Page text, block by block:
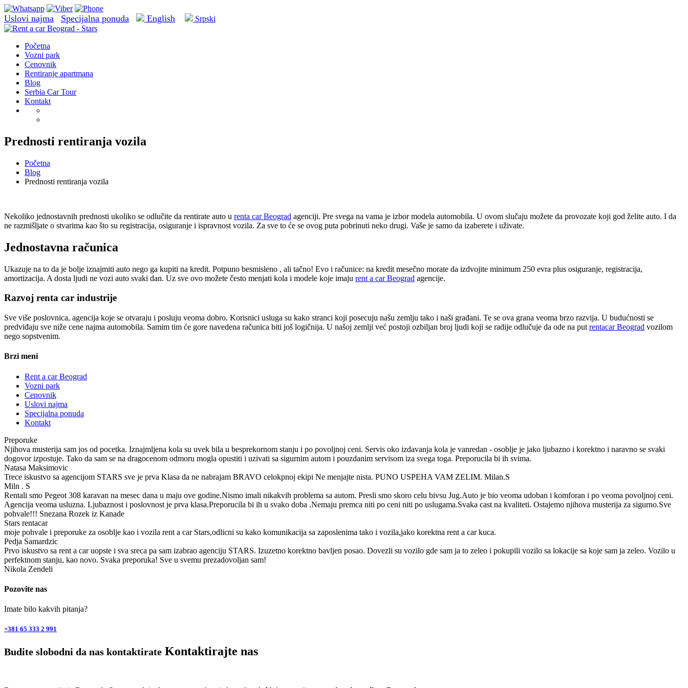
Uslovi najma Specijalna ponuda English Srpski
Početna
Vozni park
Cenovnik
Rentiranje apartmana
Blog
Serbia Car Tour
Kontakt
Prednosti rentiranja vozila
Početna
Blog
Prednosti rentiranja vozila
Nekoliko jednostavnih prednosti ukoliko se odlučite da rentirate auto u renta car Beograd agenciji. Pre svega na vama je izbor modela automobila. U ovom slučaju možete da provozate koji god želite auto. I da
ne razmišljate o stvarima kao što su registracija, osiguranje i ispravnost vozila. Za sve to će se ovog puta pobrinuti neko drugi. Vaše je samo da izaberete i uživate.
Jednostavna računica
Ukazuje na to da je bolje iznajmiti auto nego ga kupiti na kredit. Potpuno besmisleno , ali tačno! Evo i računice: na kredit mesečno morate da izdvojite minimum 250 evra plus osiguranje, registracija,
amortizacija. A dosta ljudi ne vozi auto svaki dan. Uz sve ovo možete često menjati kola i modele koje imaju rent a car Beograd agencije.
Razvoj renta car industrije
Sve više poslovnica, agencija koje se otvaraju i posluju veoma dobro. Korisnici usluga su kako stranci koji posecuju našu zemlju tako i naši građani. Te se ova grana veoma brzo razvija. U budućnosti se
predviđaju sve niže cene najma automobila. Samim tim će gore navedena računica biti još logičnija. U našoj zemlji već postoji ozbiljan broj ljudi koji se radije odlučuje da ode na put rentacar Beograd vozilom
nego sopstvenim.
Brzi meni
Rent a car Beograd
Vozni park
Cenovnik
Uslovi najma
Specijalna ponuda
Kontakt
Preporuke
Njihova musterija sam jos od pocetka. Iznajmljena kola su uvek bila u besprekornom stanju i po povoljnoj ceni. Servis oko izdavanja kola je vanredan - osoblje je jako ljubazno i korektno i naravno se svaki
dogovor izpostuje. Tako da sam se na dragocenom odmoru mogla opustiti i uzivati sa sigurnim autom i pouzdanim servisom iza svega toga. Preporucila bi ih svima.
Natasa Maksimovic
Trece iskustvo sa agencijom STARS sve je prva Klasa da ne nabrajam BRAVO celokpnoj ekipi Ne menjajte nista. PUNO USPEHA VAM ZELIM. Milan.S
Miln . S
Rentali smo Pegeot 308 karavan na mesec dana u maju ove godine.Nismo imali nikakvih problema sa autom. Presli smo skoro celu bivsu Jug.Auto je bio veoma udoban i komforan i po veoma povoljnoj ceni.
Agencija veoma usluzna. Ljubaznost i poslovnost je prva klasa.Preporucila bi ih u svako doba .Nemaju premca niti po ceni niti po uslugama.Svaka cast na kvaliteti. Ostajemo njihova musterija za sigurno.Sve
pohvale!!! Snezana Rozek iz Kanade
Stars rentacar
moje pohvale i preporuke za osoblje kao i vozila rent a car Stars,odlicni su kako komunikacija sa zaposlenima tako i vozila,jako korektna rent a car kuca.
Pedja Samardzic
Prvo iskustvo sa rent a car uopste i sva sreca pa sam izabrao agenciju STARS. Izuzetno korektno bavljen posao. Dovezli su vozilo gde sam ja to zeleo i pokupili vozilo sa lokacije sa koje sam ja zeleo. Vozilo u
perfektnom stanju, kao novo. Svaka preporuka! Sve u svemu prezadovoljan sam!
Nikola Zendeli
Pozovite nas
Imate bilo kakvih pitanja?
+381 65 333 2 991
Budite slobodni da nas kontaktirate Kontaktirajte nas